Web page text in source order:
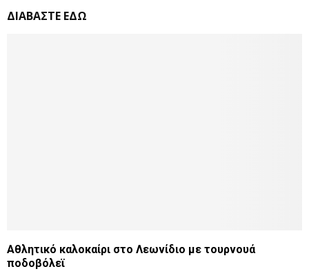
ΔΙΑΒΑΣΤΕ ΕΔΩ
Αθλητικό καλοκαίρι στο Λεωνίδιο με τουρνουά
ποδοβόλεϊ